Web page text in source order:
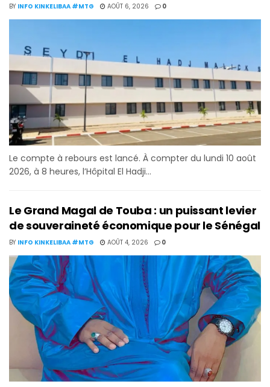
BY INFO KINKELIBAA #MTG AOÛT 6, 2026 0
Le compte à rebours est lancé. À compter du lundi 10 août
2026, à 8 heures, l’Hôpital El Hadji...
Le Grand Magal de Touba : un puissant levier
de souveraineté économique pour le Sénégal
BY INFO KINKELIBAA #MTG AOÛT 4, 2026 0